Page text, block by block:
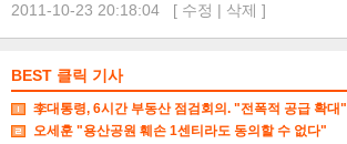
2011-10-23 20:18:04 [ 수정 | 삭제 ]
BEST 클릭 기사
李대통령, 6시간 부동산 점검회의. "전폭적 공급 확대"
오세훈 "용산공원 훼손 1센티라도 동의할 수 없다"